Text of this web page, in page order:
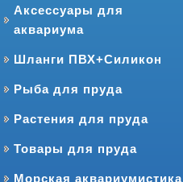
Аксессуары для
аквариума
Шланги ПВХ+Силикон
Рыба для пруда
Растения для пруда
Товары для пруда
Морская аквариумистика